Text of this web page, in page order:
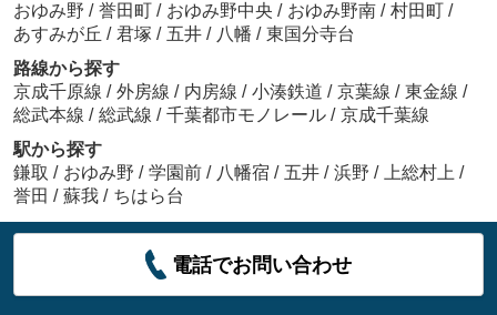
おゆみ野 / 誉田町 / おゆみ野中央 / おゆみ野南 / 村田町 /
あすみが丘 / 君塚 / 五井 / 八幡 / 東国分寺台
路線から探す
京成千原線 / 外房線 / 内房線 / 小湊鉄道 / 京葉線 / 東金線 /
総武本線 / 総武線 / 千葉都市モノレール / 京成千葉線
駅から探す
鎌取 / おゆみ野 / 学園前 / 八幡宿 / 五井 / 浜野 / 上総村上 /
誉田 / 蘇我 / ちはら台
電話でお問い合わせ